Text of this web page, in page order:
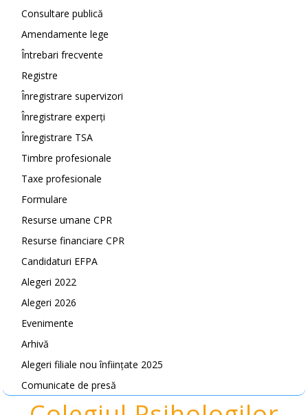
Consultare publică
Amendamente lege
Întrebari frecvente
Registre
Înregistrare supervizori
Înregistrare experți
Înregistrare TSA
Timbre profesionale
Taxe profesionale
Formulare
Resurse umane CPR
Resurse financiare CPR
Candidaturi EFPA
Alegeri 2022
Alegeri 2026
Evenimente
Arhivă
Alegeri filiale nou înființate 2025
Comunicate de presă